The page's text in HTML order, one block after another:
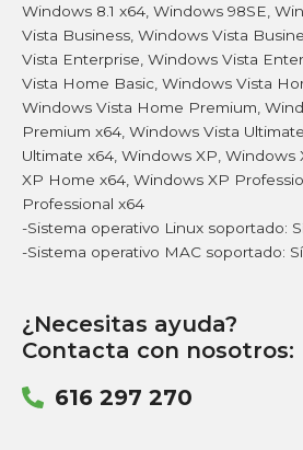
Windows 8.1 x64, Windows 98SE,
Vista Business, Windows Vista
Vista Enterprise, Windows Vista
Vista Home Basic, Windows Vista
Windows Vista Home Premium,
Premium x64, Windows Vista
Ultimate x64, Windows XP,
XP Home x64, Windows XP
Professional x64
-Sistema operativo Linux soportado:
-Sistema operativo MAC soportado: Sí
¿Necesitas ayuda?
Contacta con nosotros:
616 297 270